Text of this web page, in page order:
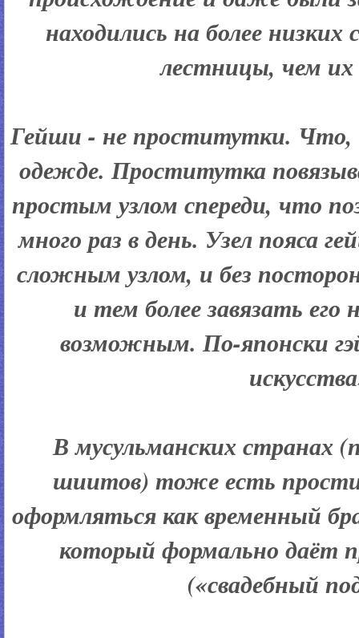
находились на более низких
лестницы, чем
Гейши - не проститутки.
одежде. Проститутка
простым узлом спереди, что
много раз в день. Узел пояса
сложным узлом, и без
и тем более завязать его
возможным. По-японски
В мусульманских странах
шиитов) тоже есть
оформляться как временный
который формально даёт
(«свадебный